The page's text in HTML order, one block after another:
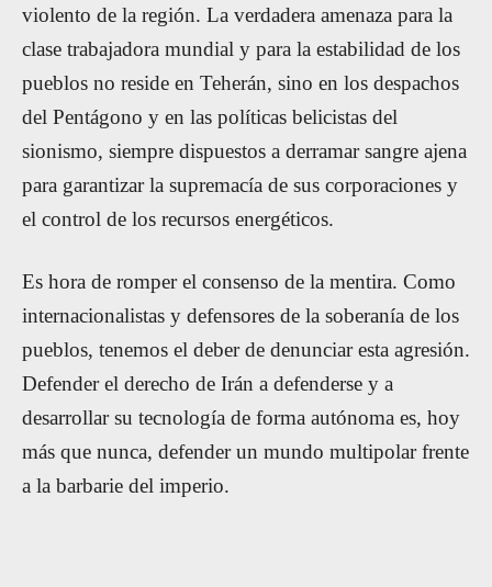
violento de la región. La verdadera amenaza para la
clase trabajadora mundial y para la estabilidad de los
pueblos no reside en Teherán, sino en los despachos
del Pentágono y en las políticas belicistas del
sionismo, siempre dispuestos a derramar sangre ajena
para garantizar la supremacía de sus corporaciones y
el control de los recursos energéticos.
Es hora de romper el consenso de la mentira. Como
internacionalistas y defensores de la soberanía de los
pueblos, tenemos el deber de denunciar esta agresión.
Defender el derecho de Irán a defenderse y a
desarrollar su tecnología de forma autónoma es, hoy
más que nunca, defender un mundo multipolar frente
a la barbarie del imperio.